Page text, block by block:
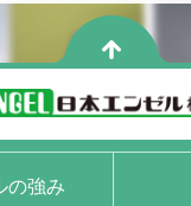
の強み